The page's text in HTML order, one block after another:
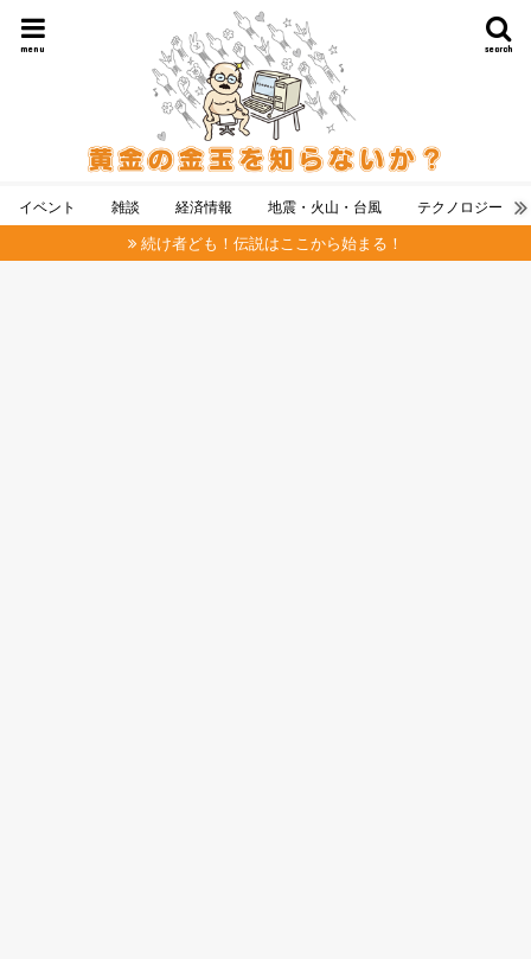
search
menu
イベント 雑談 経済情報 地震・火山・台風 テクノロジー
続け者ども！伝説はここから始まる！